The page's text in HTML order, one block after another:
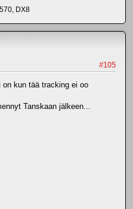
DX8
#105
kun tää tracking ei oo
Tanskaan jälkeen...